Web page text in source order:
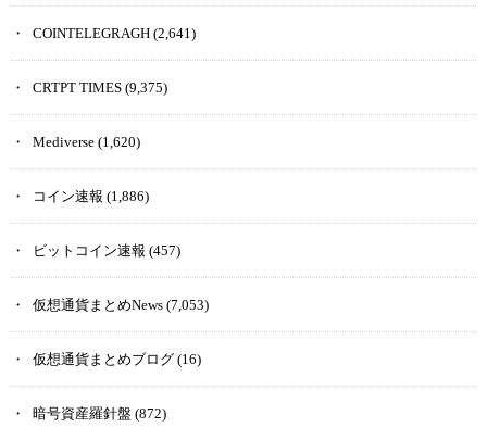
COINTELEGRAGH (2,641)
CRTPT TIMES (9,375)
Mediverse (1,620)
コイン速報 (1,886)
ビットコイン速報 (457)
仮想通貨まとめNews (7,053)
仮想通貨まとめブログ (16)
暗号資産羅針盤 (872)